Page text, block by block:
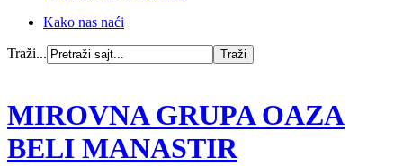
Kako nas naći
Traži...
MIROVNA GRUPA OAZA
BELI MANASTIR